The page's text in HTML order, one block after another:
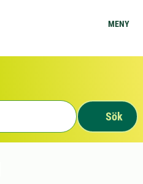
MENY
Sök